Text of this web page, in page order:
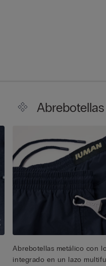
Abrebotellas
Abrebotellas metálico con
integrado en un lazo